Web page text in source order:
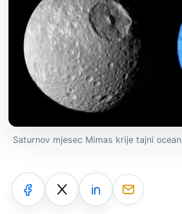
Saturnov mjesec Mimas krije tajni ocean